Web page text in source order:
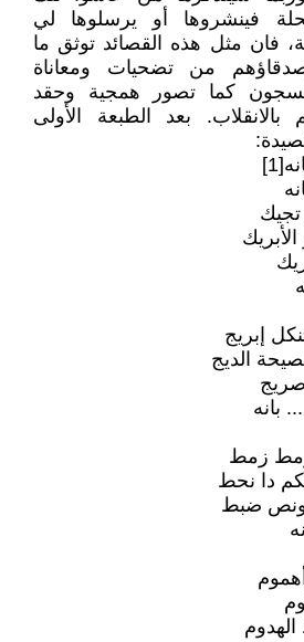
فينشروها أو يرسلوها لي
فان مثل هذه القصائد توثق ما
من تضحيات ومعاناة
كما تصور همجية وحقد
بالانقلاب. بعد الطبعة الأولى
إبريج
الديج
صريج
بانه
زمط
دا نحط
ونص ضبط